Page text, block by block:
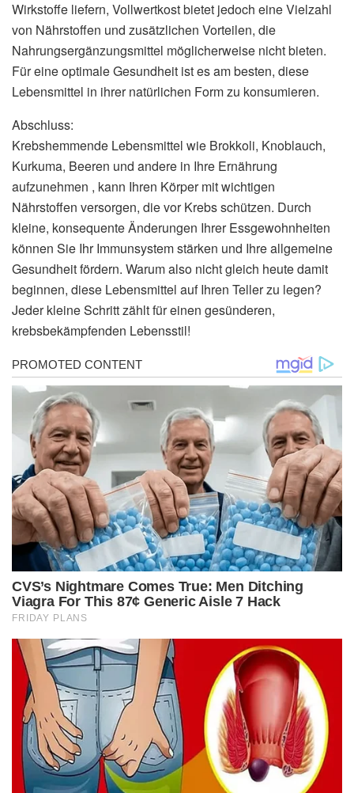
Wirkstoffe liefern, Vollwertkost bietet jedoch eine Vielzahl
von Nährstoffen und zusätzlichen Vorteilen, die
Nahrungsergänzungsmittel möglicherweise nicht bieten.
Für eine optimale Gesundheit ist es am besten, diese
Lebensmittel in ihrer natürlichen Form zu konsumieren.
Abschluss:
Krebshemmende Lebensmittel wie Brokkoli, Knoblauch,
Kurkuma, Beeren und andere in Ihre Ernährung
aufzunehmen , kann Ihren Körper mit wichtigen
Nährstoffen versorgen, die vor Krebs schützen. Durch
kleine, konsequente Änderungen Ihrer Essgewohnheiten
können Sie Ihr Immunsystem stärken und Ihre allgemeine
Gesundheit fördern. Warum also nicht gleich heute damit
beginnen, diese Lebensmittel auf Ihren Teller zu legen?
Jeder kleine Schritt zählt für einen gesünderen,
krebsbekämpfenden Lebensstil!